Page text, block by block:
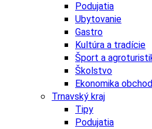
Podujatia
Ubytovanie
Gastro
Kultúra a tradície
Šport a
Školstvo
Ekonomika
Trnavský kraj
Tipy
Podujatia